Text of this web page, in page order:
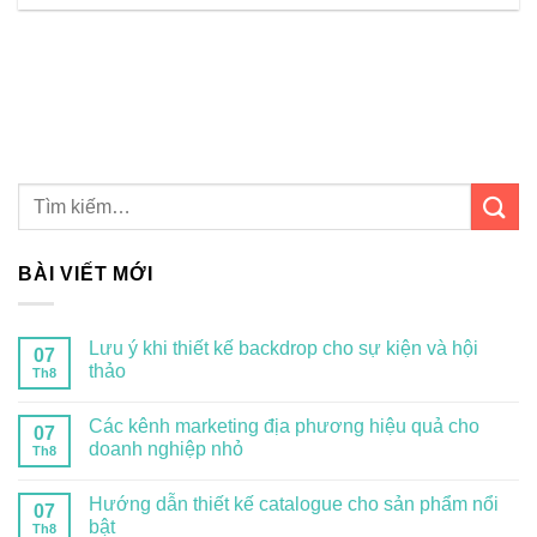
BÀI VIẾT MỚI
07
Th8
Lưu ý khi thiết kế backdrop cho sự kiện và hội
thảo
07
Th8
Các kênh marketing địa phương hiệu quả cho
doanh nghiệp nhỏ
07
Th8
Hướng dẫn thiết kế catalogue cho sản phẩm nổi
bật